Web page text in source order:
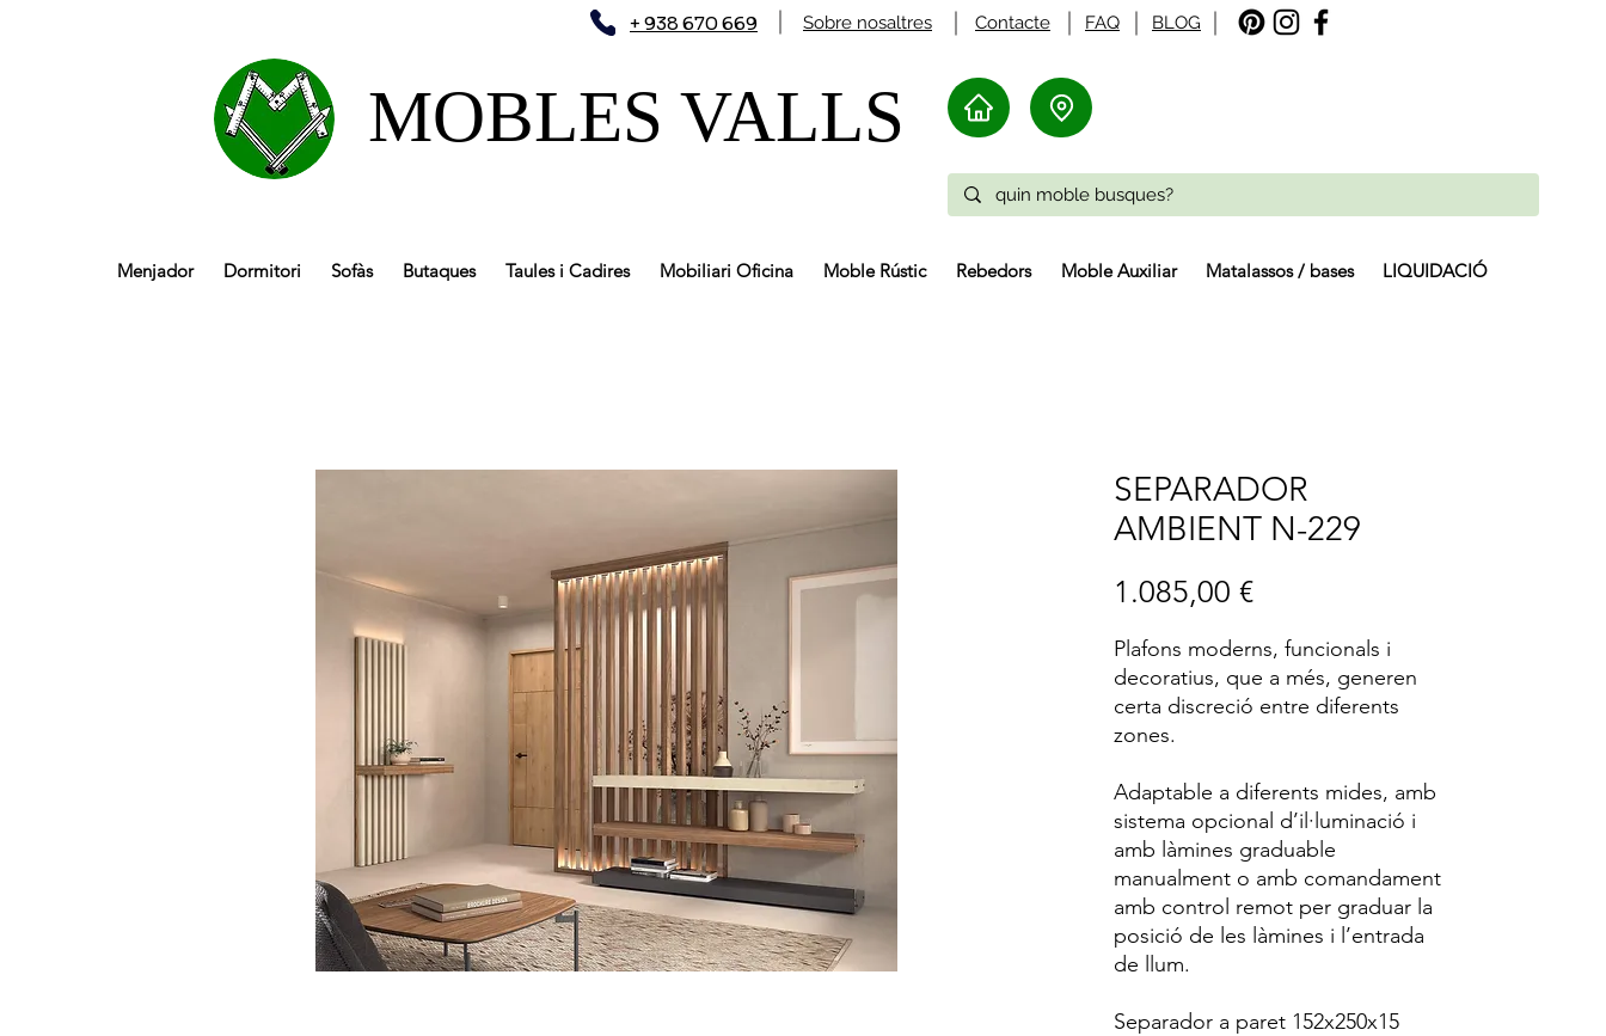
Sobre nosaltres FAQ
+ 938 670 669 Contacte BLOG
MOBLES VALLS
Menjador Dormitori Sofàs Butaques Taules i Cadires Mobiliari Oficina Moble Rústic Rebedors Moble Auxiliar Matalassos / bases LIQUIDACIÓ
SEPARADOR
AMBIENT N-229
1.085,00 €Price
Plafons moderns, funcionals i
decoratius, que a més, generen
certa discreció entre diferents
zones.
Adaptable a diferents mides, amb
sistema opcional d’il·luminació i
amb làmines graduable
manualment o amb comandament
amb control remot per graduar la
posició de les làmines i l’entrada
de llum.
Separador a paret 152x250x15